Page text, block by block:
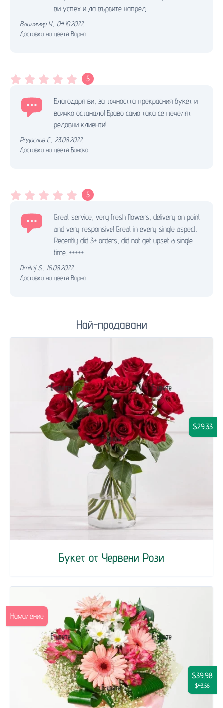
ви успех и да вървите напред
Владимир Ч. 04.10.2022.
Доставка на цветя Варна
5
Благодаря ви, за точността прекрасния букет и
всичко останало! Браво само така се печелят
редовни клиенти!
Радослав С. 23.08.2022.
Доставка на цветя Банско
5
Great service, very fresh flowers, delivery on point
and very responsive! Great in every single aspect.
Recently did 3+ orders, did not get upset a single
time. +++++
Dmitrij S.
16.08.2022.
Доставка на цветя Варна
Най-продавани
Букет от Червени Рози
$29.33
$39.98
$43.56
Намаление